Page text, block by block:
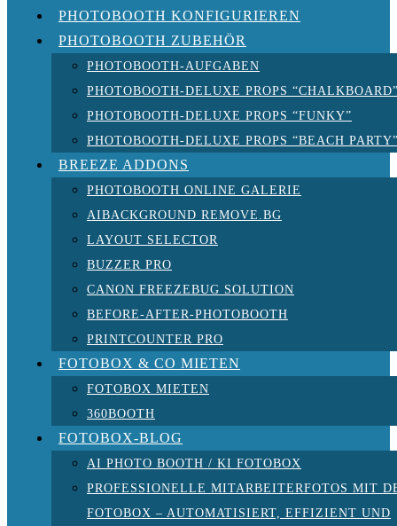
PHOTOBOOTH KONFIGURIEREN
PHOTOBOOTH ZUBEHÖR
PHOTOBOOTH-AUFGABEN
PHOTOBOOTH-DELUXE PROPS
PHOTOBOOTH-DELUXE PROPS “FUNKY”
PHOTOBOOTH-DELUXE PROPS “BEACH
BREEZE ADDONS
PHOTOBOOTH ONLINE GALERIE
AIBACKGROUND REMOVE.BG
LAYOUT SELECTOR
BUZZER PRO
CANON FREEZEBUG SOLUTION
BEFORE-AFTER-PHOTOBOOTH
PRINTCOUNTER PRO
FOTOBOX & CO MIETEN
FOTOBOX MIETEN
360BOOTH
FOTOBOX-BLOG
AI PHOTO BOOTH / KI FOTOBOX
PROFESSIONELLE MITARBEITERFOTOS MIT
FOTOBOX – AUTOMATISIERT, EFFIZIENT UND